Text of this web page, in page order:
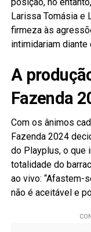
Larissa Tomásia e
firmeza às
intimidariam
A
Fazenda
Com os ânimos
Fazenda 2024
do Playplus, o que
totalidade do
ao vivo: “Afastem-
não é aceitável e